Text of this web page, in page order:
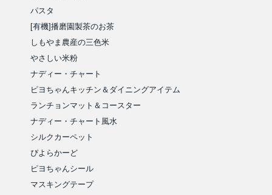
パスタ
[有機]播磨園製茶のお茶
しもやま農産の三色米
やさしい米粉
ナディー・チャート
ピヨちゃんキッチン＆ダイニングアイテム
ランチョンマット＆コースター
ナディー・チャート風水
シルクカーペット
ぴよらかーど
ピヨちゃんシール
マスキングテープ